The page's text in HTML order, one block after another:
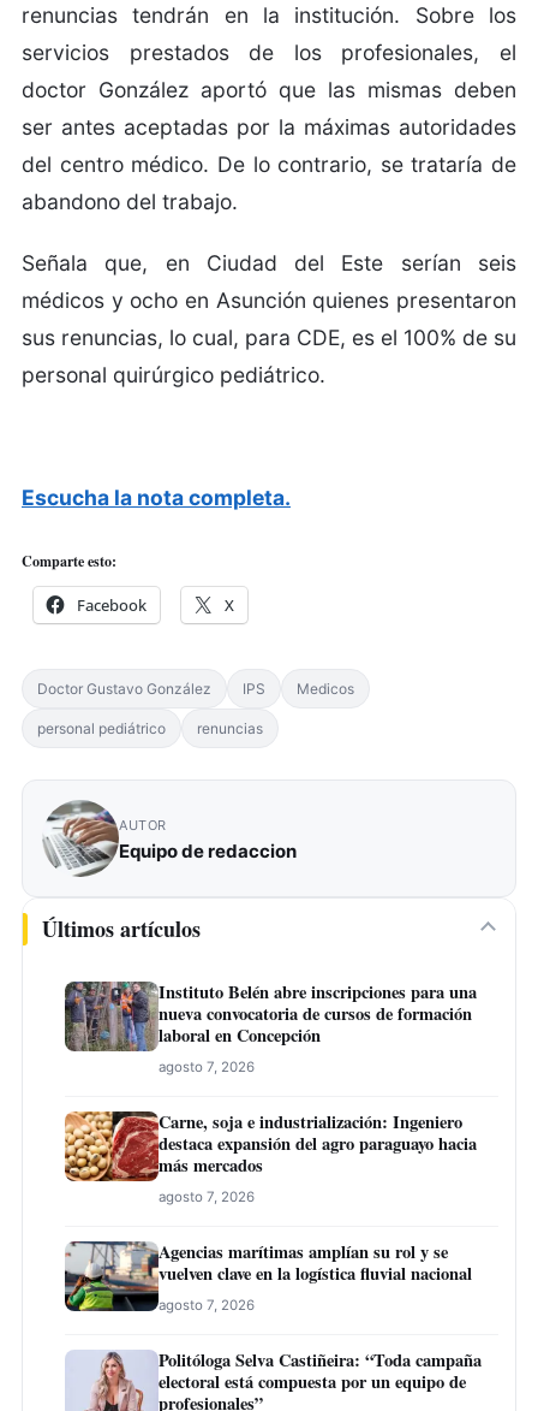
renuncias tendrán en la institución. Sobre los
servicios prestados de los profesionales, el
doctor González aportó que las mismas deben
ser antes aceptadas por la máximas autoridades
del centro médico. De lo contrario, se trataría de
abandono del trabajo.
Señala que, en Ciudad del Este serían seis
médicos y ocho en Asunción quienes presentaron
sus renuncias, lo cual, para CDE, es el 100% de su
personal quirúrgico pediátrico.
Escucha la nota completa.
Comparte esto:
Facebook X
Doctor Gustavo González IPS Medicos
personal pediátrico renuncias
AUTOR
Equipo de redaccion
Últimos artículos
Instituto Belén abre inscripciones para una
nueva convocatoria de cursos de formación
laboral en Concepción
agosto 7, 2026
Carne, soja e industrialización: Ingeniero
destaca expansión del agro paraguayo hacia
más mercados
agosto 7, 2026
Agencias marítimas amplían su rol y se
vuelven clave en la logística fluvial nacional
agosto 7, 2026
Politóloga Selva Castiñeira: “Toda campaña
electoral está compuesta por un equipo de
profesionales”